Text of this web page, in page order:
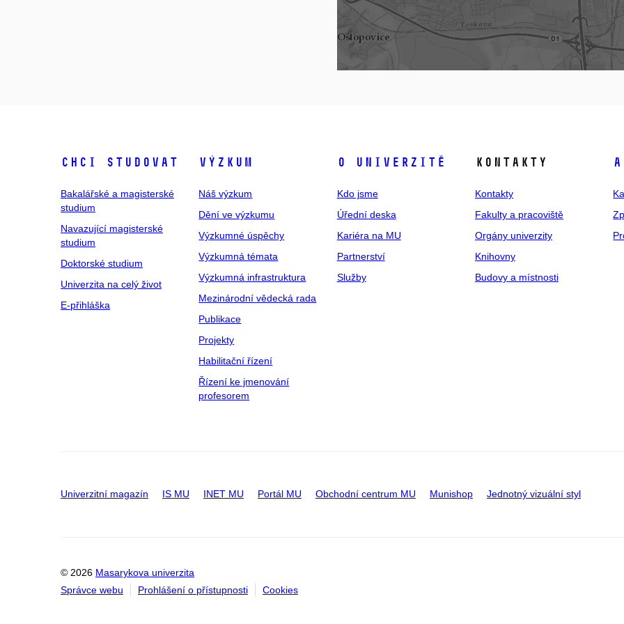
Chci studovat
Bakalářské a magisterské
studium
Navazující magisterské
studium
Doktorské studium
Univerzita na celý život
E-přihláška
Výzkum
Náš výzkum
Dění ve výzkumu
Výzkumné úspěchy
Výzkumná témata
Výzkumná infrastruktura
Mezinárodní vědecká rada
Publikace
Projekty
Habilitační řízení
Řízení ke jmenování
profesorem
O univerzitě
Kdo jsme
Úřední deska
Kariéra na MU
Partnerství
Služby
Kontakty
Kontakty
Fakulty a pracoviště
Orgány univerzity
Knihovny
Budovy a místnosti
Univerzitní magazín IS MU INET MU Portál MU Obchodní centrum MU Munishop Jednotný vizuální styl
© 2026 Masarykova univerzita
Správce webu
Prohlášení o přístupnosti Cookies